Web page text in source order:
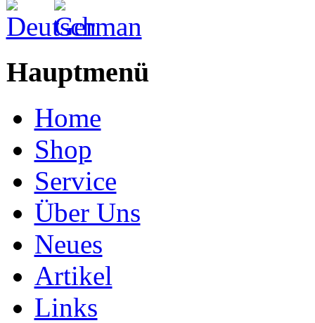
Hauptmenü
Home
Shop
Service
Über Uns
Neues
Artikel
Links